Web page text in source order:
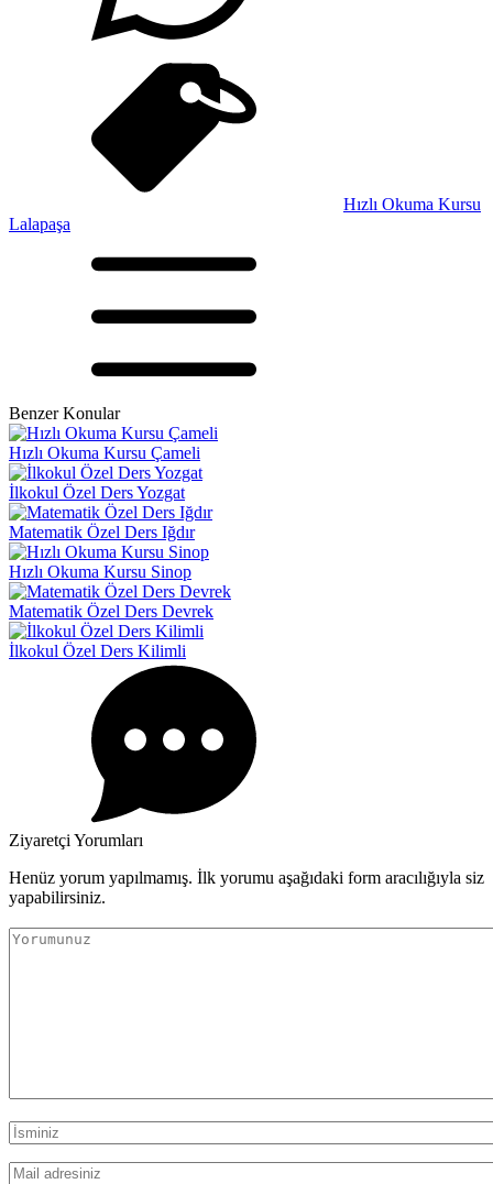
Hızlı Okuma Kursu
Lalapaşa
Benzer Konular
Hızlı Okuma Kursu Çameli
İlkokul Özel Ders Yozgat
Matematik Özel Ders Iğdır
Hızlı Okuma Kursu Sinop
Matematik Özel Ders Devrek
İlkokul Özel Ders Kilimli
Ziyaretçi Yorumları
Henüz yorum yapılmamış. İlk yorumu aşağıdaki form aracılığıyla siz
yapabilirsiniz.